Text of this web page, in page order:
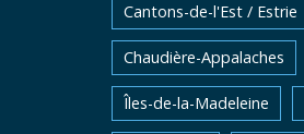
Cantons-de-l'Est / Estrie
Chaudière-Appalaches
Îles-de-la-Madeleine